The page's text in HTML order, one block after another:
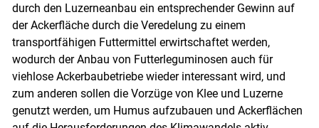
durch den Luzerneanbau ein entsprechender Gewinn auf
der Ackerfläche durch die Veredelung zu einem
transportfähigen Futtermittel erwirtschaftet werden,
wodurch der Anbau von Futterleguminosen auch für
viehlose Ackerbaubetriebe wieder interessant wird, und
zum anderen sollen die Vorzüge von Klee und Luzerne
genutzt werden, um Humus aufzubauen und Ackerflächen